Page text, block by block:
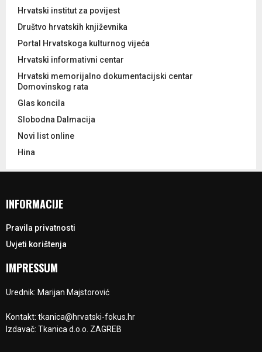
Hrvatski institut za povijest
Društvo hrvatskih književnika
Portal Hrvatskoga kulturnog vijeća
Hrvatski informativni centar
Hrvatski memorijalno dokumentacijski centar
Domovinskog rata
Glas koncila
Slobodna Dalmacija
Novi list online
Hina
INFORMACIJE
Pravila privatnosti
Uvjeti korištenja
IMPRESSUM
Urednik: Marijan Majstorović
Kontakt: tkanica@hrvatski-fokus.hr
Izdavač: Tkanica d.o.o. ZAGREB